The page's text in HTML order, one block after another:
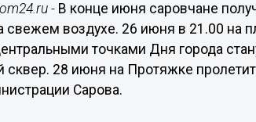
- В конце июня саровчане
свежем воздухе. 26 июня в 21.00 на
точками Дня города
сквер. 28 июня на Протяжке
Сарова.